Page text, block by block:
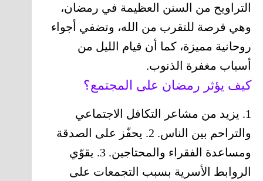
التراويح من السنن العظيمة في رمضان،
وهي فرصة للتقرب من الله، وتضفي أجواء
روحانية مميزة، كما أن قيام الليل من
أسباب مغفرة الذنوب.
كيف يؤثر رمضان على المجتمع؟
1. يزيد من مشاعر التكافل الاجتماعي
والتراحم بين الناس. 2. يحفّز على الصدقة
ومساعدة الفقراء والمحتاجين. 3. يقوّي
الروابط الأسرية بسبب التجمعات على